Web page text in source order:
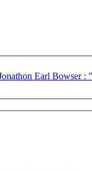
Earl Bowser :